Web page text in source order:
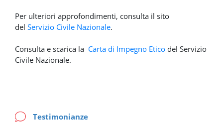
Per ulteriori approfondimenti, consulta il sito
del Servizio Civile Nazionale.
Consulta e scarica la Carta di Impegno Etico del Servizio
Civile Nazionale.
Testimonianze